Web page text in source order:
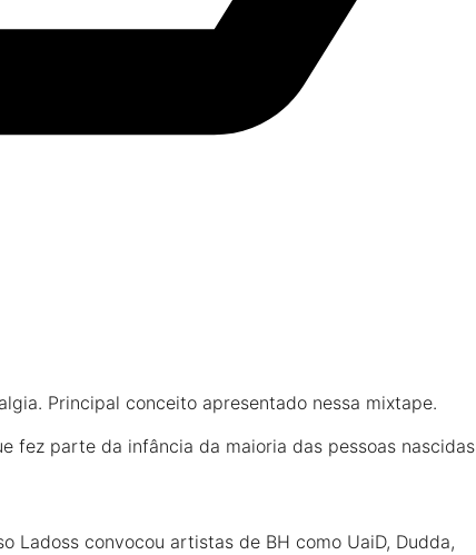
Principal conceito apresentado nessa mixtape.
fez parte da infância da maioria das pessoas nascidas
Ladoss convocou artistas de BH como UaiD, Dudda,